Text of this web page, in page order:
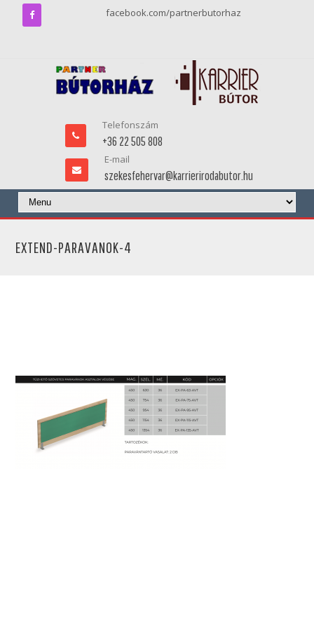
facebook.com/partnerbutorhaz
Telefonszám
+36 22 505 808
E-mail
szekesfehervar@karrierirodabutor.hu
EXTEND-PARAVANOK-4